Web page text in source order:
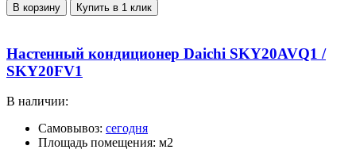
В корзину Купить в 1 клик
Настенный кондиционер Daichi SKY20AVQ1 /
SKY20FV1
В наличии:
Самовывоз: сегодня
Площадь помещения: м2